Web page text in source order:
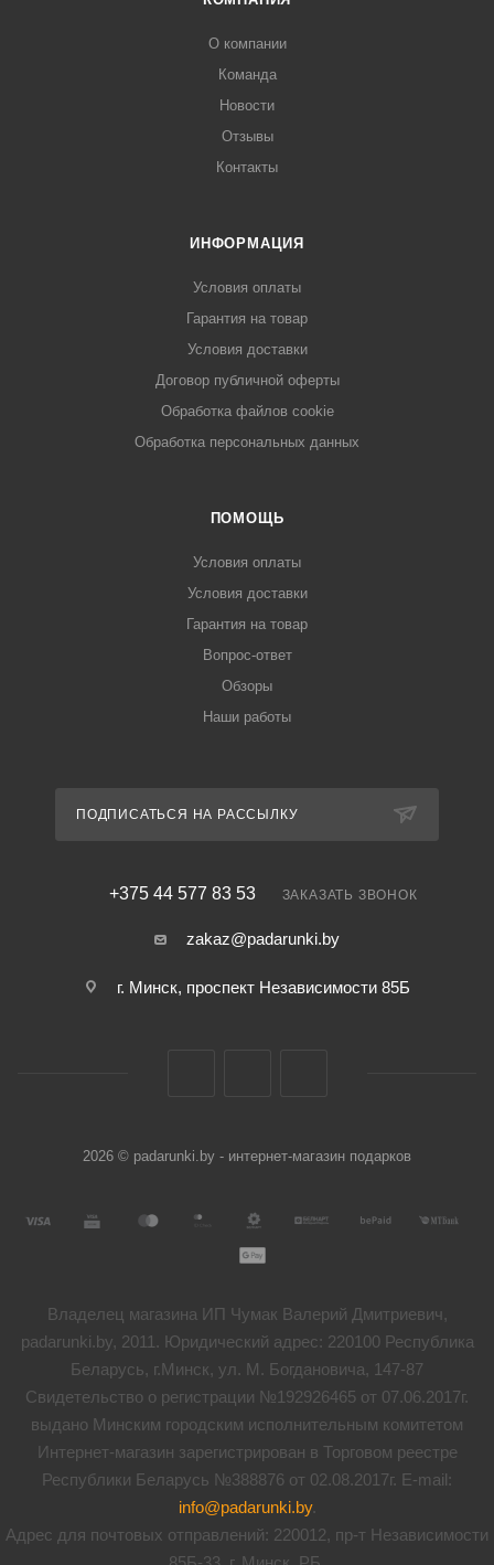
О компании
Команда
Новости
Отзывы
Контакты
ИНФОРМАЦИЯ
Условия оплаты
Гарантия на товар
Условия доставки
Договор публичной оферты
Обработка файлов cookie
Обработка персональных данных
ПОМОЩЬ
Условия оплаты
Условия доставки
Гарантия на товар
Вопрос-ответ
Обзоры
Наши работы
ПОДПИСАТЬСЯ НА РАССЫЛКУ
+375 44 577 83 53 ЗАКАЗАТЬ ЗВОНОК
zakaz@padarunki.by
г. Минск, проспект Независимости 85Б
2026 © padarunki.by - интернет-магазин подарков
Владелец магазина ИП Чумак Валерий Дмитриевич,
padarunki.by, 2011. Юридический адрес: 220100 Республика
Беларусь, г.Минск, ул. М. Богдановича, 147-87
Свидетельство о регистрации №192926465 от 07.06.2017г.
выдано Минским городским исполнительным комитетом
Интернет-магазин зарегистрирован в Торговом реестре
Республики Беларусь №388876 от 02.08.2017г. E-mail:
info@padarunki.by.
Адрес для почтовых отправлений: 220012, пр-т Независимости